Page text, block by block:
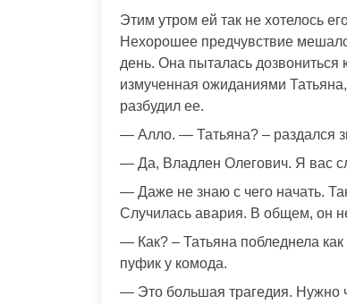
Этим утром ей так не хотелось
Нехорошее предчувствие
день. Она пыталась дозвониться
измученная ожиданиями
разбудил ее.
— Алло. — Татьяна? – раздался
— Да, Владлен Олегович. Я вас
— Даже не знаю с чего начать.
Случилась авария. В общем, он
— Как? – Татьяна побледнела
пуфик у комода.
— Это большая трагедия. Нужно